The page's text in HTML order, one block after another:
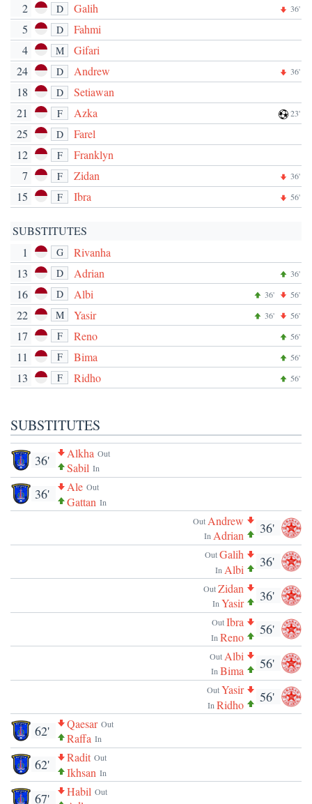
2 D Galih 36'
5 D
Fahmi
4
M
Gifari
24
D Andrew 36'
18 D
Setiawan
21
F Azka 23'
25 D
Farel
12
F
Franklyn
7
F Zidan 36'
15 F Ibra 56'
SUBSTITUTES
1
G
Rivanha
13
D Adrian 36'
16 D Albi 36' 56'
22 M Yasir 36' 56'
17 F Reno 56'
11 F Bima 56'
13 F Ridho 56'
SUBSTITUTES
Out
Alkha
In
Sabil
36'
Out
Ale
In
Gattan
36'
36'
Out Andrew
In Adrian
36'
OutGalih
In Albi
36'
OutZidan
In Yasir
56'
OutIbra
In Reno
56'
Out Albi
In Bima
56'
OutYasir
In Ridho
Out
Qaesar
In
Raffa
62'
Out
Radit
In
Ikhsan
62'
Out
Habil
67'